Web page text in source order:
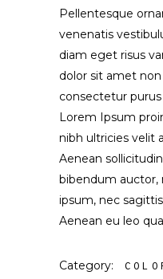
Pellentesque
venenatis
diam eget risus
dolor sit amet
consectetur
Lorem Ipsum
nibh ultricies velit
Aenean
bibendum auctor,
ipsum, nec
Aenean eu leo
Category: